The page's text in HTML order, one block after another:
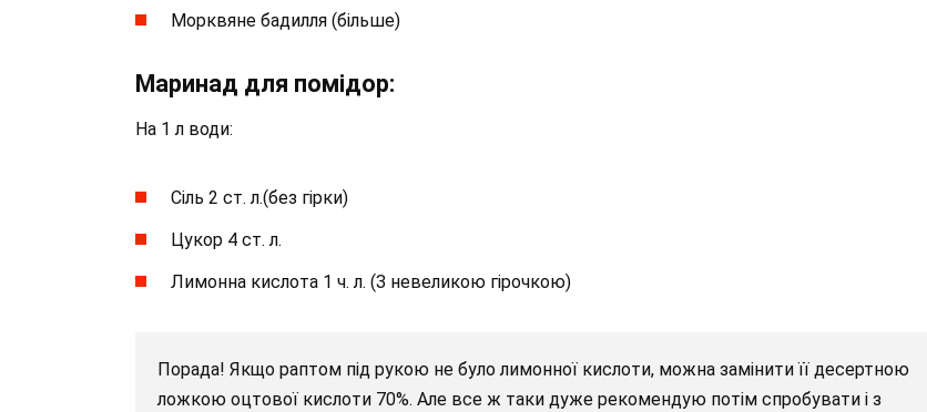
Морквяне бадилля (більше)
Маринад для помідор:
На 1 л води:
Сіль 2 ст. л.(без гірки)
Цукор 4 ст. л.
Лимонна кислота 1 ч. л. (З невеликою гірочкою)
Порада! Якщо раптом під рукою не було лимонної кислоти, можна замінити її десертною
ложкою оцтової кислоти 70%. Але все ж таки дуже рекомендую потім спробувати і з